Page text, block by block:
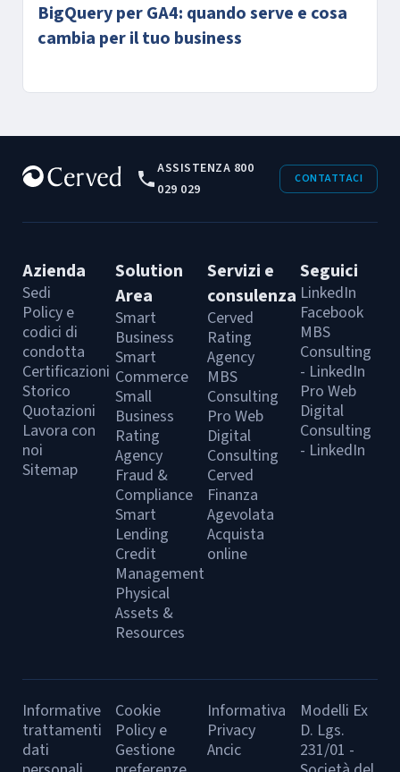
BigQuery per GA4: quando serve e cosa
cambia per il tuo business
ASSISTENZA 800
029 029
CONTATTACI
Azienda
Sedi
Policy e
codici di
condotta
Certificazioni
Storico
Quotazioni
Lavora con
noi
Sitemap
Solution
Area
Smart
Business
Smart
Commerce
Small
Business
Rating
Agency
Fraud &
Compliance
Smart
Lending
Credit
Management
Physical
Assets &
Resources
Servizi e
consulenza
Cerved
Rating
Agency
MBS
Consulting
Pro Web
Digital
Consulting
Cerved
Finanza
Agevolata
Acquista
online
Seguici
LinkedIn
Facebook
MBS
Consulting
- LinkedIn
Pro Web
Digital
Consulting
- LinkedIn
Informative
trattamenti
dati
Cookie
Policy e
Gestione
Informativa
Privacy
Ancic
Modelli Ex
D. Lgs.
231/01 -